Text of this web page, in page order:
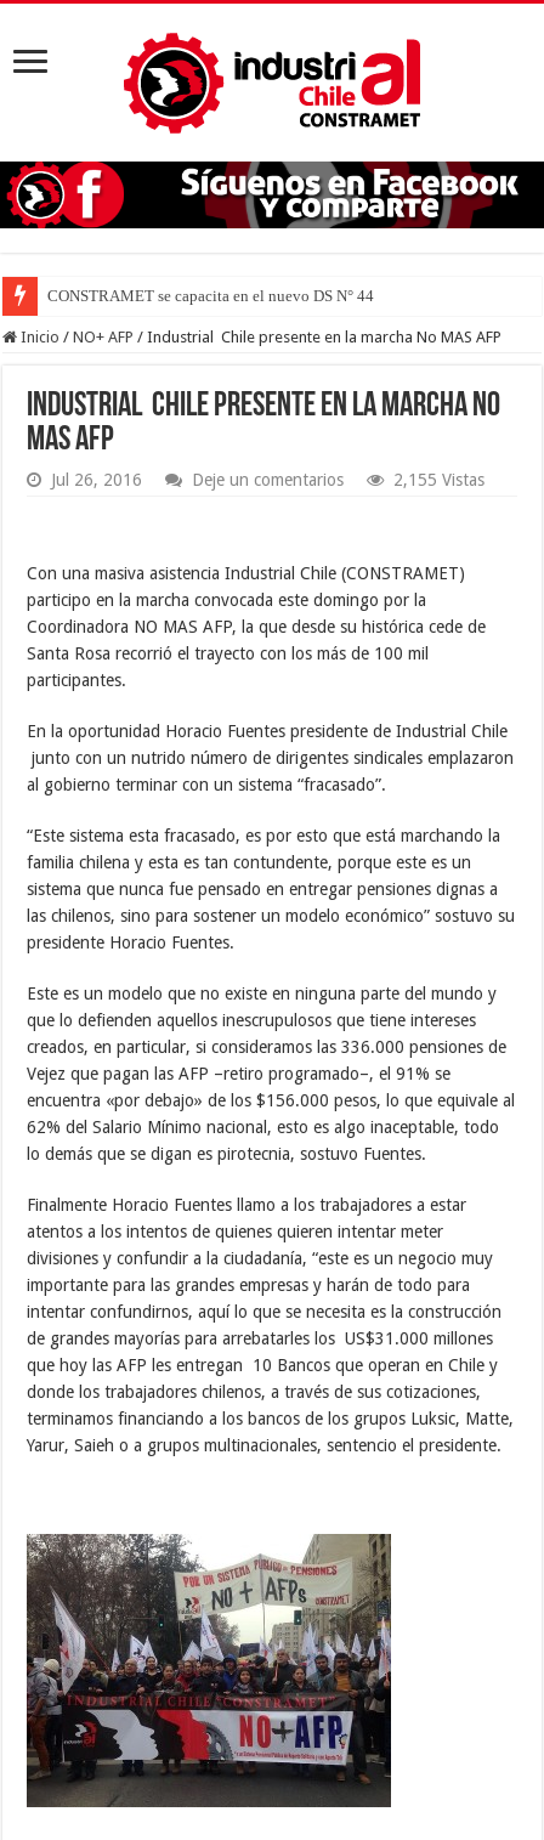
CONSTRAMET se capacita en el nuevo DS N° 44 para defender la vi
Inicio / NO+ AFP / Industrial Chile presente en la marcha No MAS AFP
Industrial Chile presente en la marcha No
MAS AFP
Jul 26, 2016 Deje un comentarios 2,155 Vistas
Con una masiva asistencia Industrial Chile (CONSTRAMET)
participo en la marcha convocada este domingo por la
Coordinadora NO MAS AFP, la que desde su histórica cede de
Santa Rosa recorrió el trayecto con los más de 100 mil
participantes.
En la oportunidad Horacio Fuentes presidente de Industrial Chile
junto con un nutrido número de dirigentes sindicales emplazaron
al gobierno terminar con un sistema “fracasado”.
“Este sistema esta fracasado, es por esto que está marchando la
familia chilena y esta es tan contundente, porque este es un
sistema que nunca fue pensado en entregar pensiones dignas a
las chilenos, sino para sostener un modelo económico” sostuvo su
presidente Horacio Fuentes.
Este es un modelo que no existe en ninguna parte del mundo y
que lo defienden aquellos inescrupulosos que tiene intereses
creados, en particular, si consideramos las 336.000 pensiones de
Vejez que pagan las AFP –retiro programado–, el 91% se
encuentra «por debajo» de los $156.000 pesos, lo que equivale al
62% del Salario Mínimo nacional, esto es algo inaceptable, todo
lo demás que se digan es pirotecnia, sostuvo Fuentes.
Finalmente Horacio Fuentes llamo a los trabajadores a estar
atentos a los intentos de quienes quieren intentar meter
divisiones y confundir a la ciudadanía, “este es un negocio muy
importante para las grandes empresas y harán de todo para
intentar confundirnos, aquí lo que se necesita es la construcción
de grandes mayorías para arrebatarles los US$31.000 millones
que hoy las AFP les entregan 10 Bancos que operan en Chile y
donde los trabajadores chilenos, a través de sus cotizaciones,
terminamos financiando a los bancos de los grupos Luksic, Matte,
Yarur, Saieh o a grupos multinacionales, sentencio el presidente.